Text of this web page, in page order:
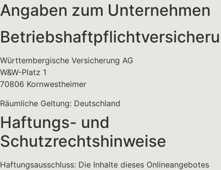
Angaben zum Unternehmen
Württembergische Versicherung AG
W&W-Platz 1
70806 Kornwestheimer
Räumliche Geltung: Deutschland
Haftungs- und
Schutzrechtshinweise
Haftungsausschluss: Die Inhalte dieses Onlineangebotes